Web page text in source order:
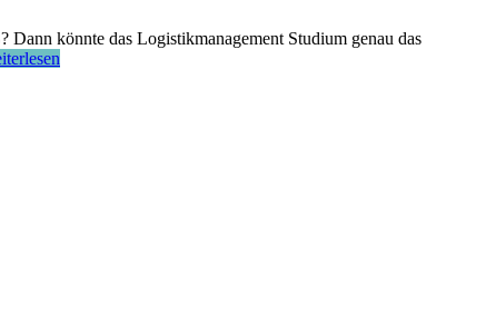
könnte das Logistikmanagement Studium genau das